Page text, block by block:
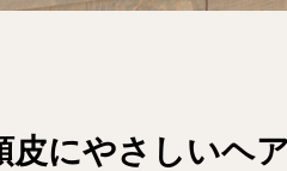
皮にやさしいヘ